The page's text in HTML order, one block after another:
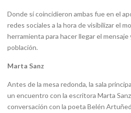
Donde sí coincidieron ambas fue en el
redes sociales a la hora de visibilizar el
herramienta para hacer llegar el mensaje
población.
Marta Sanz
Antes de la mesa redonda, la sala
un encuentro con la escritora Marta
conversación con la poeta Belén